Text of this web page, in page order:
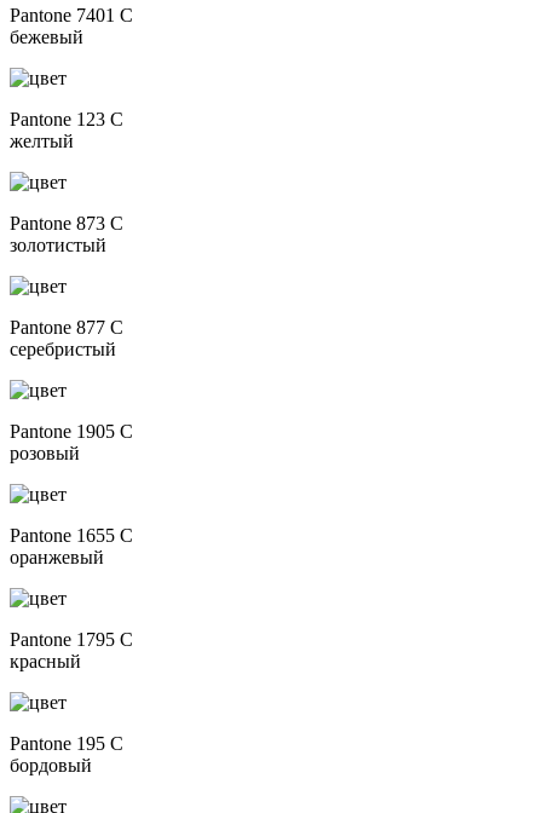
Pantone 7401 C
бежевый
Pantone 123 C
желтый
Pantone 873 C
золотистый
Pantone 877 C
серебристый
Pantone 1905 C
розовый
Pantone 1655 C
оранжевый
Pantone 1795 C
красный
Pantone 195 C
бордовый